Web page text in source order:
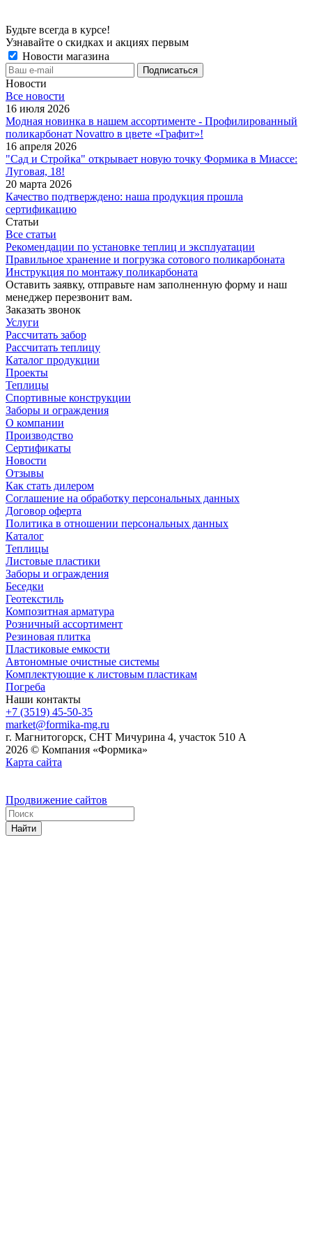
Будьте всегда в курсе!
Узнавайте о скидках и акциях первым
Новости магазина
Новости
Все новости
16 июля 2026
Модная новинка в нашем ассортименте - Профилированный
поликарбонат Novattro в цвете «Графит»!
16 апреля 2026
"Сад и Стройка" открывает новую точку Формика в Миассе:
Луговая, 18!
20 марта 2026
Качество подтверждено: наша продукция прошла
сертификацию
Статьи
Все статьи
Рекомендации по установке теплиц и эксплуатации
Правильное хранение и погрузка сотового поликарбоната
Инструкция по монтажу поликарбоната
Оставить заявку, отправьте нам заполненную форму и наш
менеджер перезвонит вам.
Заказать звонок
Услуги
Рассчитать забор
Рассчитать теплицу
Каталог продукции
Проекты
Теплицы
Спортивные конструкции
Заборы и ограждения
О компании
Производство
Сертификаты
Новости
Отзывы
Как стать дилером
Соглашение на обработку персональных данных
Договор оферта
Политика в отношении персональных данных
Каталог
Теплицы
Листовые пластики
Заборы и ограждения
Беседки
Геотекстиль
Композитная арматура
Розничный ассортимент
Резиновая плитка
Пластиковые емкости
Автономные очистные системы
Комплектующие к листовым пластикам
Погреба
Наши контакты
+7 (3519) 45-50-35
market@formika-mg.ru
г. Магнитогорск, СНТ Мичурина 4, участок 510 А
2026 © Компания «Формика»
Карта сайта
Продвижение сайтов
Найти